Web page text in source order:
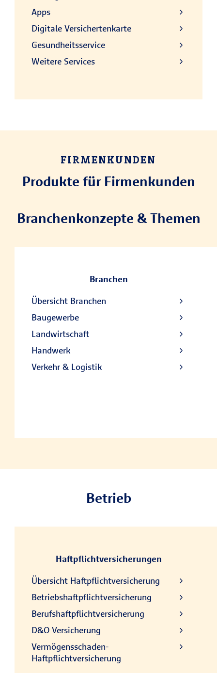
Apps
Digitale Versichertenkarte
Gesundheitsservice
Weitere Services
FIRMENKUNDEN
Produkte für Firmenkunden
Branchenkonzepte & Themen
Branchen
Übersicht Branchen
Baugewerbe
Landwirtschaft
Handwerk
Verkehr & Logistik
Betrieb
Haftpflichtversicherungen
Übersicht Haftpflichtversicherung
Betriebshaftpflichtversicherung
Berufshaftpflichtversicherung
D&O Versicherung
Vermögensschaden-
Haftpflichtversicherung